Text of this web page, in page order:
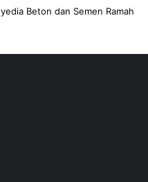
Beton dan Semen Ramah